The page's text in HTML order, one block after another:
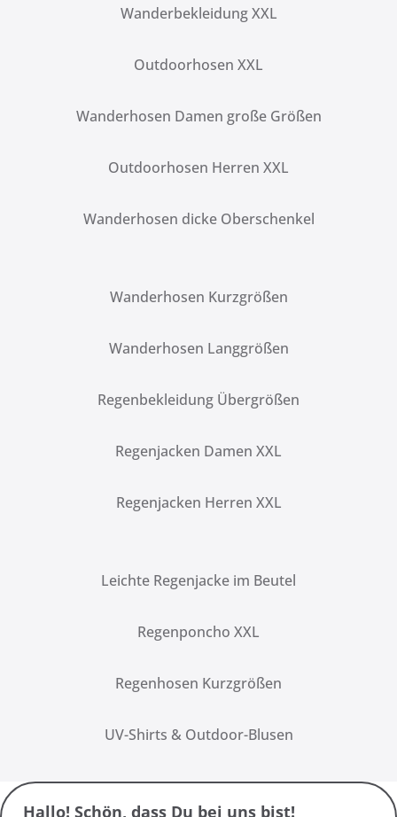
Wanderbekleidung XXL
Outdoorhosen XXL
Wanderhosen Damen große Größen
Outdoorhosen Herren XXL
Wanderhosen dicke Oberschenkel
Wanderhosen Kurzgrößen
Wanderhosen Langgrößen
Regenbekleidung Übergrößen
Regenjacken Damen XXL
Regenjacken Herren XXL
Leichte Regenjacke im Beutel
Regenponcho XXL
Regenhosen Kurzgrößen
UV-Shirts & Outdoor-Blusen
Hallo! Schön, dass Du bei uns bist!